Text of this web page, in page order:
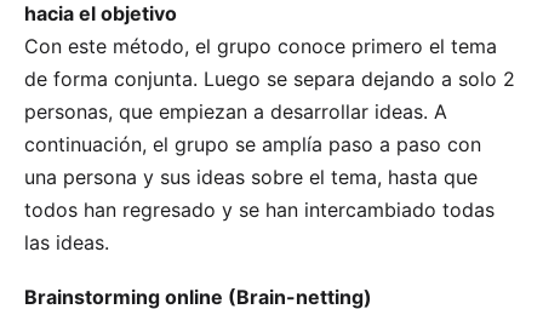
hacia el objetivo
Con este método, el grupo conoce primero el tema
de forma conjunta. Luego se separa dejando a solo 2
personas, que empiezan a desarrollar ideas. A
continuación, el grupo se amplía paso a paso con
una persona y sus ideas sobre el tema, hasta que
todos han regresado y se han intercambiado todas
las ideas.
Brainstorming online (Brain-netting)